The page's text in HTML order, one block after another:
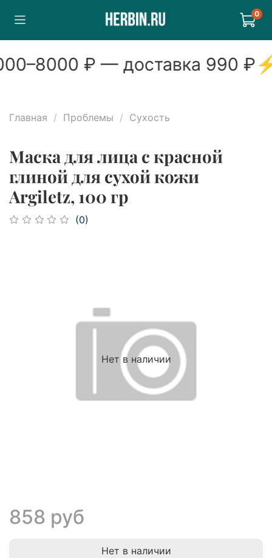
0
–8000₽ — доставка 990₽
Главная Проблемы Сухость
Маска для лица с красной
глиной для сухой кожи
Argiletz, 100 гр
(0)
Нет в наличии
858 руб
Нет в наличии